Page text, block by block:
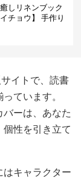
しリネンブック
チョウ】 手作り
イトで、読書
ています。
ーは、あなた
性を引き立て
はキャラクター